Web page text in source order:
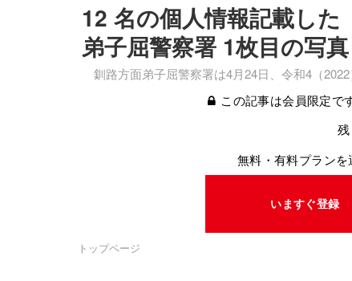
12 名の個人情報記載し
弟子屈警察署 1枚目の写
釧路方面弟子屈警察署は4月24日、令和4（
この記事は会員限定で
無料・有料プランを
いますぐ登録
トップページ